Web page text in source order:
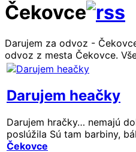
Čekovce
Darujem za odvoz -
odvoz z mesta Čekovce.
Darujem heačky
Darujem hračky… nemajú
poslúžila Sú tam barbiny,
Čekovce